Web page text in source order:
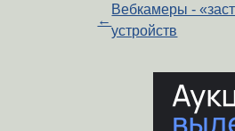
←
Вебкамеры -
устройств